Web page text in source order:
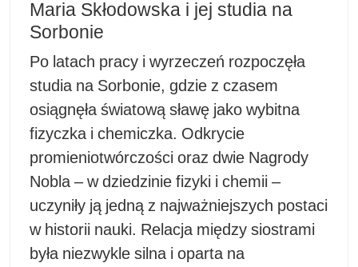
Maria Skłodowska i jej studia na
Sorbonie
Po latach pracy i wyrzeczeń rozpoczęła
studia na Sorbonie, gdzie z czasem
osiągnęła światową sławę jako wybitna
fizyczka i chemiczka. Odkrycie
promieniotwórczości oraz dwie Nagrody
Nobla – w dziedzinie fizyki i chemii –
uczyniły ją jedną z najważniejszych postaci
w historii nauki. Relacja między siostrami
była niezwykle silna i oparta na